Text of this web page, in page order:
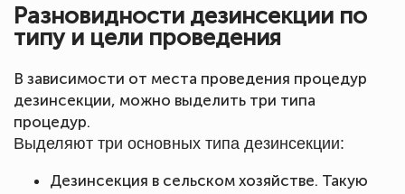
Разновидности дезинсекции по
типу и цели проведения
В зависимости от места проведения процедур
дезинсекции, можно выделить три типа
процедур.
Выделяют три основных типа дезинсекции:
Дезинсекция в сельском хозяйстве. Такую